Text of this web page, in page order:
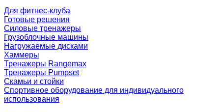
Для фитнес-клуба
Готовые решения
Силовые тренажеры
Грузоблочные машины
Нагружаемые дисками
Хаммеры
Тренажеры Rangemax
Тренажеры Pumpset
Скамьи и стойки
Спортивное оборудование для индивидуального
использования